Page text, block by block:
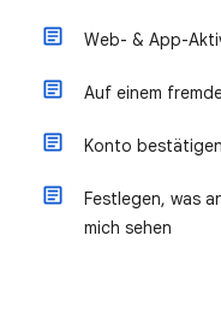
Web- & App-
Auf einem
Konto bestätigen
Festlegen, was
mich sehen